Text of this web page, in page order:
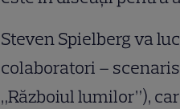
Steven Spielberg va
colaboratori –
„Războiul lumilor”),